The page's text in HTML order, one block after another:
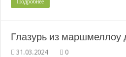
Подробнее
Глазурь из маршмеллоу
0